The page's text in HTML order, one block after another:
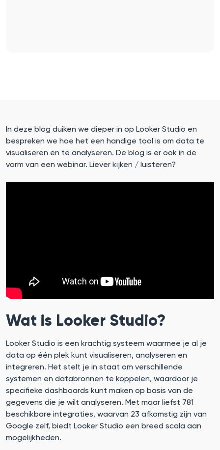
In deze blog duiken we dieper in op Looker Studio en
bespreken we hoe het een handige tool is om data te
visualiseren en te analyseren. De blog is er ook in de
vorm van een webinar. Liever kijken / luisteren?
Wat is Looker Studio?
Looker Studio is een krachtig systeem waarmee je al je
data op één plek kunt visualiseren, analyseren en
integreren. Het stelt je in staat om verschillende
systemen en databronnen te koppelen, waardoor je
specifieke dashboards kunt maken op basis van de
gegevens die je wilt analyseren. Met maar liefst 781
beschikbare integraties, waarvan 23 afkomstig zijn van
Google zelf, biedt Looker Studio een breed scala aan
mogelijkheden.